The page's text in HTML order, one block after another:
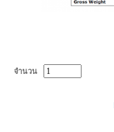
จำนวน